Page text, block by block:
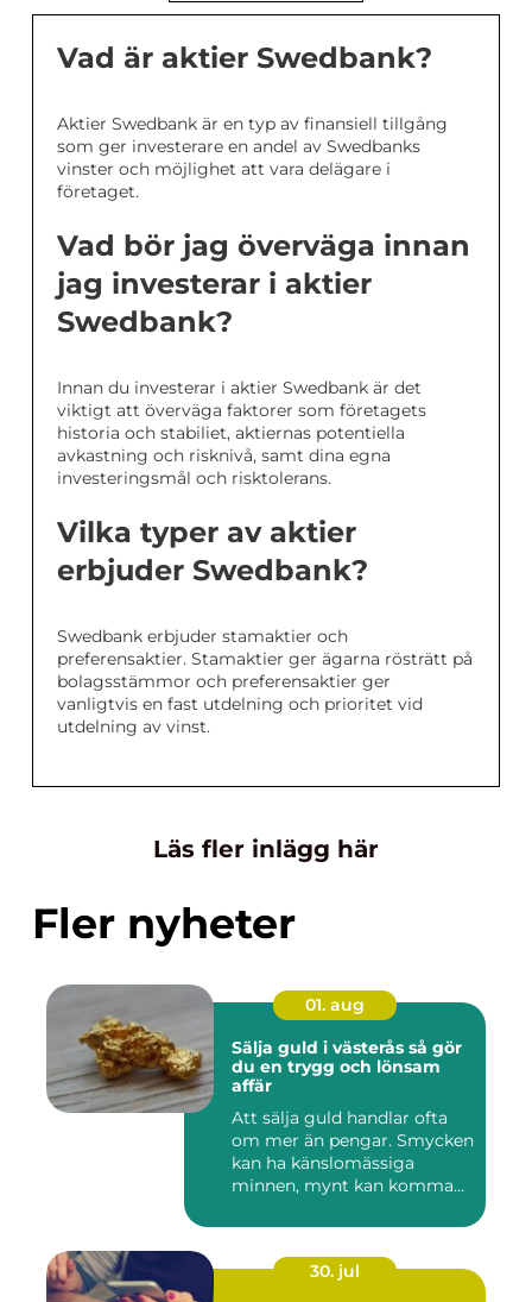
Vad är aktier Swedbank?
Aktier Swedbank är en typ av finansiell tillgång
som ger investerare en andel av Swedbanks
vinster och möjlighet att vara delägare i
företaget.
Vad bör jag överväga innan
jag investerar i aktier
Swedbank?
Innan du investerar i aktier Swedbank är det
viktigt att överväga faktorer som företagets
historia och stabiliet, aktiernas potentiella
avkastning och risknivå, samt dina egna
investeringsmål och risktolerans.
Vilka typer av aktier
erbjuder Swedbank?
Swedbank erbjuder stamaktier och
preferensaktier. Stamaktier ger ägarna rösträtt på
bolagsstämmor och preferensaktier ger
vanligtvis en fast utdelning och prioritet vid
utdelning av vinst.
Läs fler inlägg här
Fler nyheter
01. aug
Sälja guld i västerås så gör
du en trygg och lönsam
affär
Att sälja guld handlar ofta
om mer än pengar. Smycken
kan ha känslomässiga
minnen, mynt kan komma
30. jul